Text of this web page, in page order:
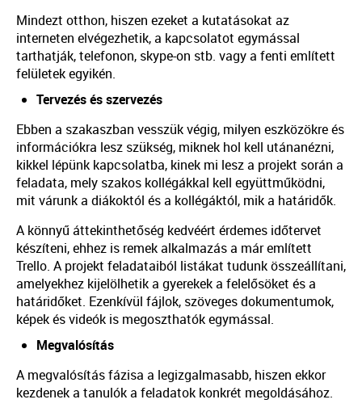
Mindezt otthon, hiszen ezeket a kutatásokat az
interneten elvégezhetik, a kapcsolatot egymással
tarthatják, telefonon, skype-on stb. vagy a fenti említett
felületek egyikén.
Tervezés és szervezés
Ebben a szakaszban vesszük végig, milyen eszközökre és
információkra lesz szükség, miknek hol kell utánanézni,
kikkel lépünk kapcsolatba, kinek mi lesz a projekt során a
feladata, mely szakos kollégákkal kell együttműködni,
mit várunk a diákoktól és a kollégáktól, mik a határidők.
A könnyű áttekinthetőség kedvéért érdemes időtervet
készíteni, ehhez is remek alkalmazás a már említett
Trello. A projekt feladataiból listákat tudunk összeállítani,
amelyekhez kijelölhetik a gyerekek a felelősöket és a
határidőket. Ezenkívül fájlok, szöveges dokumentumok,
képek és videók is megoszthatók egymással.
Megvalósítás
A megvalósítás fázisa a legizgalmasabb, hiszen ekkor
kezdenek a tanulók a feladatok konkrét megoldásához.